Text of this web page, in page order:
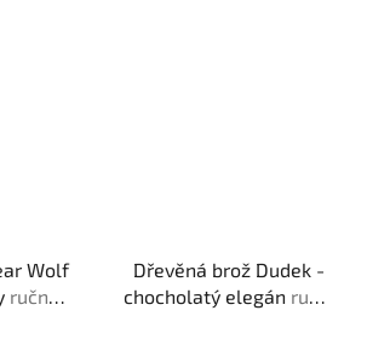
Wolf
ruční
Dřevěná brož Dudek -
chocholatý elegán ruční